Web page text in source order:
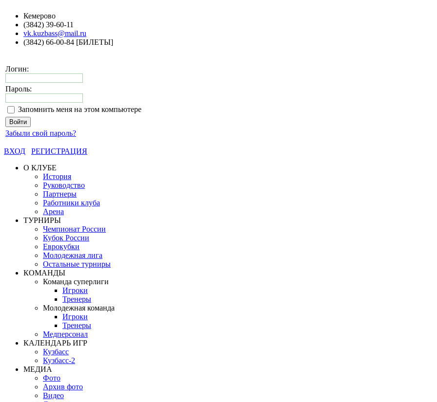
Кемерово
(3842) 39-60-11
vk.kuzbass@mail.ru
(3842) 66-00-84 [БИЛЕТЫ]
Логин:
Пароль:
Запомнить меня на этом компьютере
Забыли свой пароль?
ВХОД
РЕГИСТРАЦИЯ
О КЛУБЕ
История
Руководство
Партнеры
Работники клуба
Арена
ТУРНИРЫ
Чемпионат России
Кубок России
Еврокубки
Молодежная лига
Остальные турниры
КОМАНДЫ
Команда суперлиги
Игроки
Тренеры
Молодежная команда
Игроки
Тренеры
Медперсонал
КАЛЕНДАРЬ ИГР
Кузбасс
Кузбасс-2
МЕДИА
Фото
Архив фото
Видео